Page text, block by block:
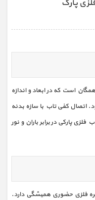
پارک
است که در ابعاد و اندازه
اتصال کفی تاب با سازه بدنه
پارکی در برابر باران و نور
فلزی حضوری همیشگی دارد.